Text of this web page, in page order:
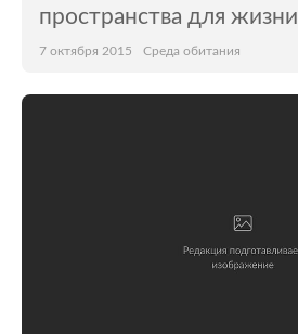
пространства для жизни
7 октября 2015 Среда обитания